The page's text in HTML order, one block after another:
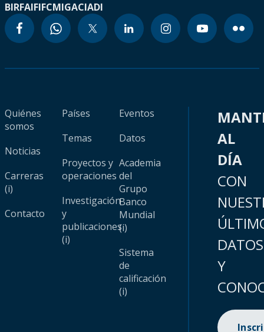
BIRFAIFIFCMIGACIADI
Quiénes
somos
Noticias
Carreras
(i)
Contacto
Países
Temas
Proyectos y
operaciones
Investigación
y
publicaciones
(i)
Eventos
Datos
Academia
del
Grupo
Banco
Mundial
(i)
Sistema
de
calificación
(i)
AL
DÍA
CON
DATOS
Y